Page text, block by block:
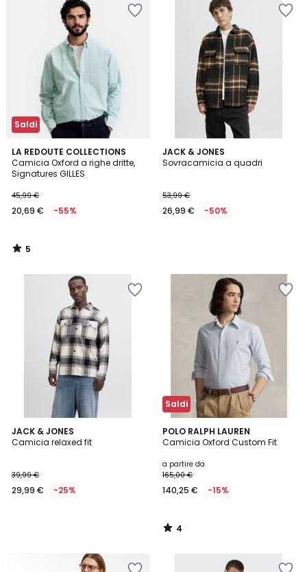
Saldi
LA REDOUTE COLLECTIONS
Camicia Oxford a righe dritte,
Signatures GILLES
45,99 €
20,69 € -55%
5
/
5
5
/
JACK & JONES
Sovracamicia a quadri
53,99 €
26,99 € -50%
JACK & JONES
Camicia relaxed fit
39,99 €
29,99 € -25%
Saldi
POLO RALPH LAUREN
Camicia Oxford Custom Fit
a partire da
165,00 €
140,25 € -15%
4
/
4
/